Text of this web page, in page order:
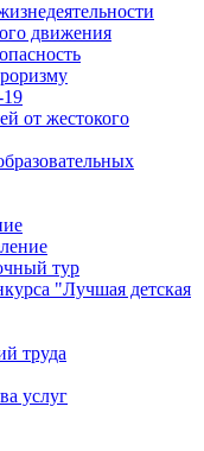
движения
от жестокого
тур
"Лучшая детская
труда
услуг